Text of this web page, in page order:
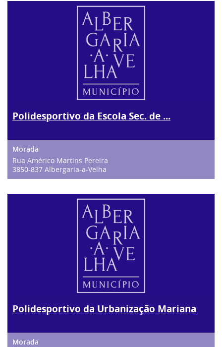
Polidesportivo da Escola Sec. de ...
Rua Américo Martins Pereira
3850-837 Albergaria-a-Velha
Polidesportivo da Urbanização Mariana